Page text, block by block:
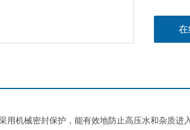
在
用机械密封保护，能有效地防止高压水和杂质进